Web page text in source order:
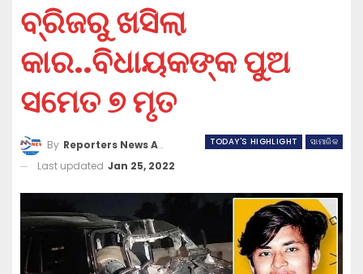
ବ୍ରିଜରୁ ଖସିଲା
କାର..ବିଧାୟକଙ୍କ ପୁଅ
ସମେତ ୭ ମୃତ
TODAY'S HIGHLIGHT ସାମାଜିକ
By Reporters News Agency
Last updated Jan 25, 2022